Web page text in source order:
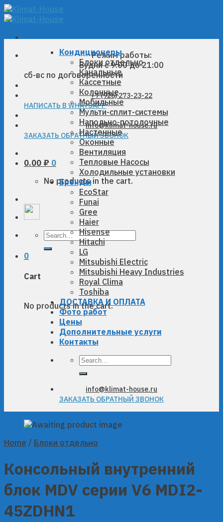
Skip
to
Режим работы:
Будни с 9:00 до 21:00
сб-вс по договоренности
+7 (926) 273-23-22
НАПИСАТЬ В WHATSAPP
info@klimat-house.ru
ЗАКАЗАТЬ ОБРАТНЫЙ ЗВОНОК
0.00 ₽ 0
No products in the cart.
Search
0
Cart
No products in the cart.
Кондиционеры
Блоки отдельно
Канальные
Кассетные
Колонные
Мобильные
Мульти-сплит-системы
Напольно-потолочные
Настенные
Оконные
Вентиляция
Тепловые Насосы
Холодильные установки
Бренды
EcoStar
Funai
Gree
Haier
Hisense
Hitachi
LG
Mitsubishi Electric
Mitsubishi Heavy Industries
Royal Clima
Toshiba
ДОСТАВКА И ОПЛАТА
Фото работ
Цены
Дополнительные услуги
Контакты
Search
info@klimat-house.ru
ЗАКАЗАТЬ ОБРАТНЫЙ ЗВОНОК
Home / Блоки отдельно
Консольный внутренний
блок MDV серии V6 MDI2-
45ZDHN1